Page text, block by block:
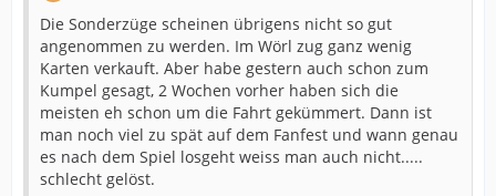
Die Sonderzüge scheinen übrigens nicht so gut
angenommen zu werden. Im Wörl zug ganz wenig
Karten verkauft. Aber habe gestern auch schon zum
Kumpel gesagt, 2 Wochen vorher haben sich die
meisten eh schon um die Fahrt gekümmert. Dann ist
man noch viel zu spät auf dem Fanfest und wann genau
es nach dem Spiel losgeht weiss man auch nicht.....
schlecht gelöst.